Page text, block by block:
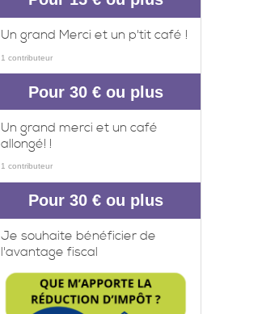
Un grand Merci et un p'tit café !
1 contributeur
Pour 30 € ou plus
Un grand merci et un café
allongé! !
1 contributeur
Pour 30 € ou plus
Je souhaite bénéficier de
l'avantage fiscal